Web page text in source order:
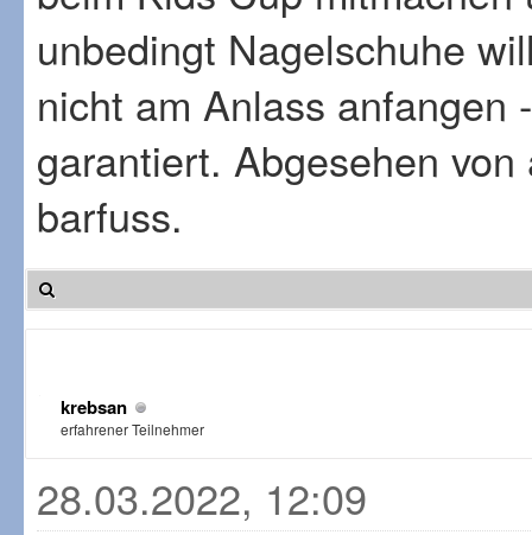
unbedingt Nagelschuhe
nicht am Anlass
garantiert. Abgesehen
barfuss.
krebsan
erfahrener Teilnehmer
28.03.2022, 12:09